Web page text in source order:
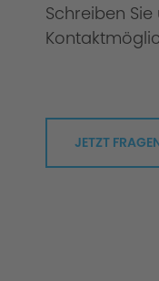
Schreiben
JETZT